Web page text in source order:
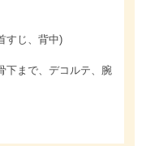
すじ、背中)
下まで、デコルテ、腕